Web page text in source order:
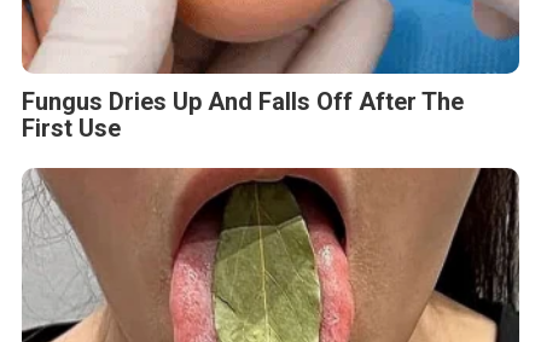
Fungus Dries Up And Falls Off After The
First Use